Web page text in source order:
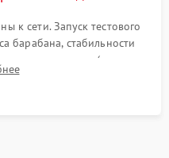
к сети. Запуск тестового
барабана, стабильности
насоса (откачка
скрипов, стуков или